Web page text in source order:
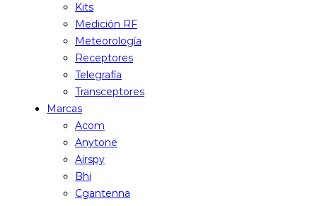
Kits
Medición RF
Meteorología
Receptores
Telegrafía
Transceptores
Marcas
Acom
Anytone
Airspy
Bhi
Cgantenna